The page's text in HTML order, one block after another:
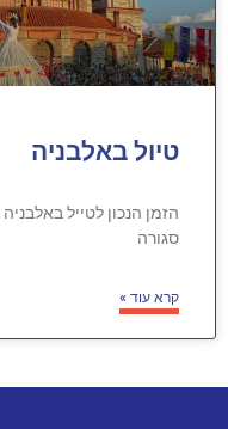
טיול באלבניה
הזמן הנכון לטייל
סגורה
קרא עוד »